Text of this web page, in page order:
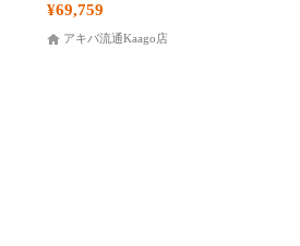
¥69,759
アキバ流通Kaago店